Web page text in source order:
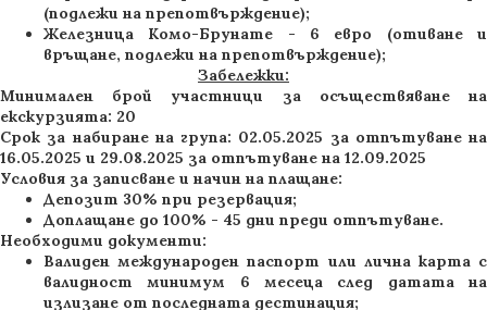
(подлежи на препотвърждение);
Железница Комо-Брунате - 6 евро (отиване и
връщане, подлежи на препотвърждение);
Забележки:
Минимален брой участници за осъществяване на
екскурзията: 20
Срок за набиране на група: 02.05.2025 за отпътуване на
16.05.2025 и 29.08.2025 за отпътуване на 12.09.2025
Условия за записване и начин на плащане:
Депозит 30% при резервация;
Доплащане до 100% - 45 дни преди отпътуване.
Необходими документи:
Валиден международен паспорт или лична карта с
валидност минимум 6 месеца след датата на
излизане от последната дестинация;